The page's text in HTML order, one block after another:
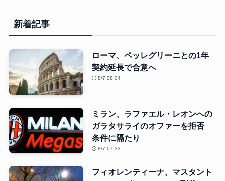
新着記事
ローマ、ペッレグリーニとの1年
契約延長で合意へ
8/7 08:04
ミラン、ラファエル・レオンへの
ガラタサライのオファーを拒否
条件に隔たり
8/7 07:33
フィオレンティーナ、マスタント